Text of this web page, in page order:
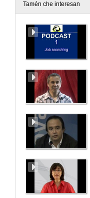
Tamén che interesan